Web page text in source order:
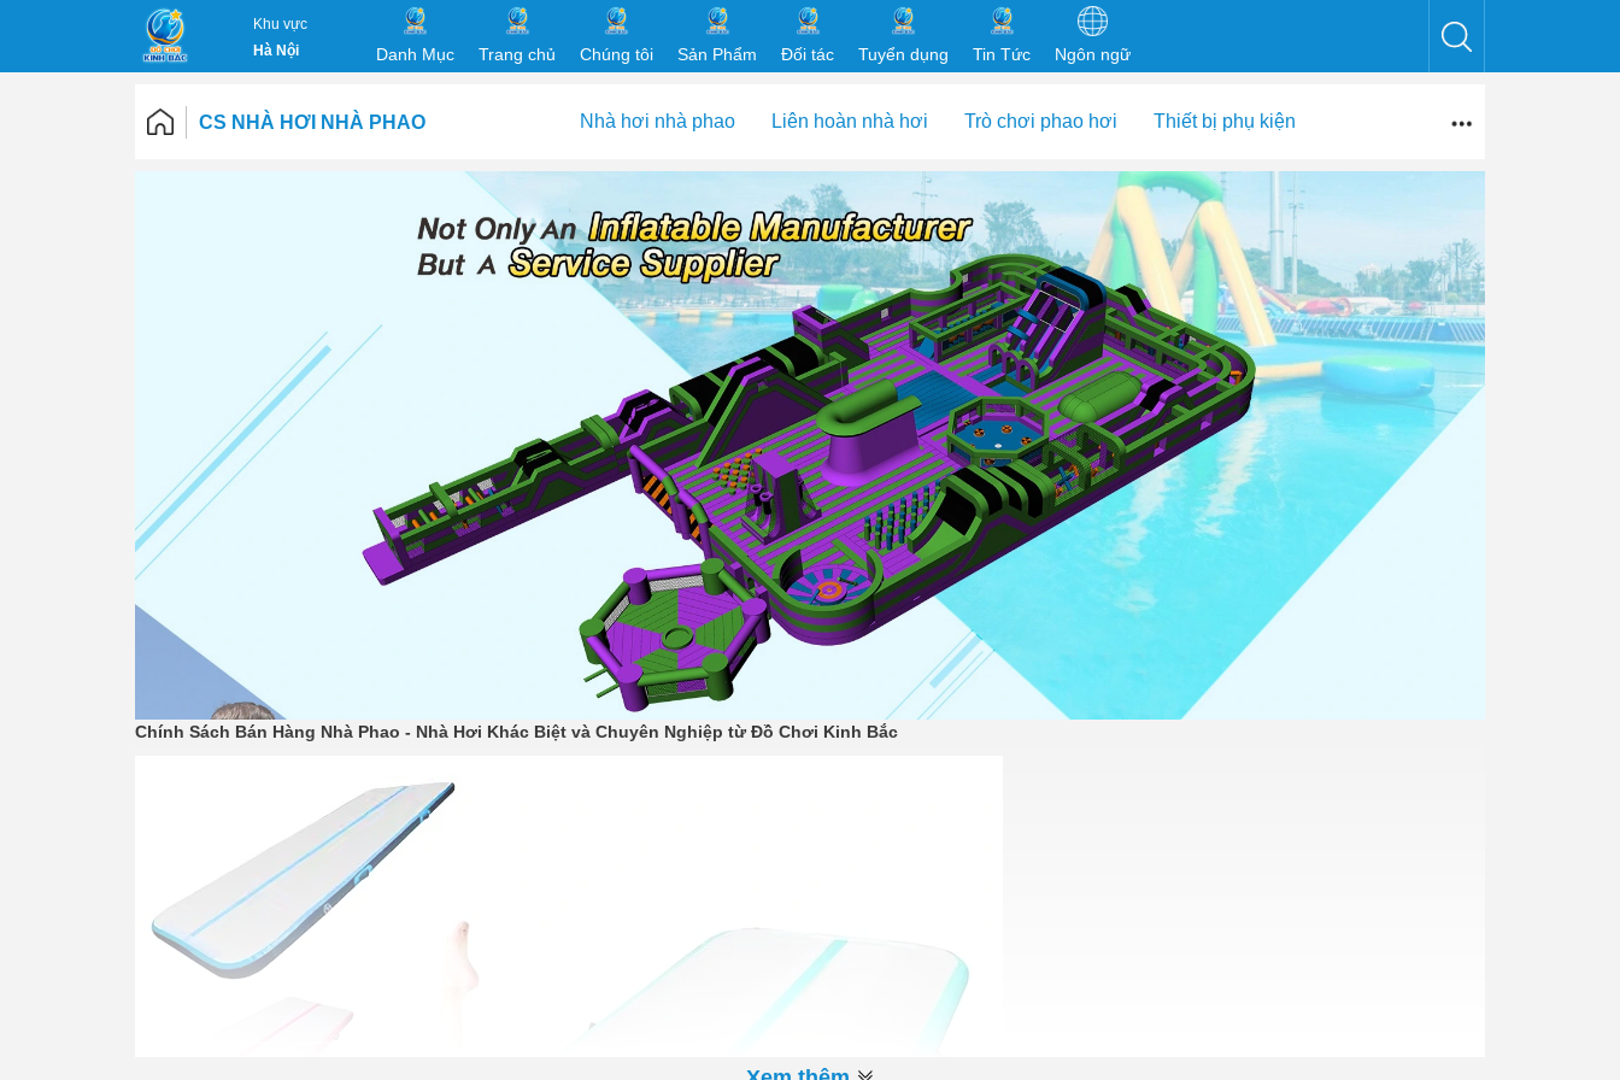
Khu vực
Hà Nội
Danh Mục Trang chủ Chúng tôi Sản Phẩm Đối tác Tuyển dụng Tin Tức Ngôn ngữ
CS NHÀ HƠI NHÀ PHAO Nhà hơi nhà phao Liên hoàn nhà hơi Trò chơi phao hơi Thiết bị phụ kiện
Chính Sách Bán Hàng Nhà Phao - Nhà Hơi Khác Biệt và Chuyên Nghiệp từ Đồ Chơi Kinh Bắc